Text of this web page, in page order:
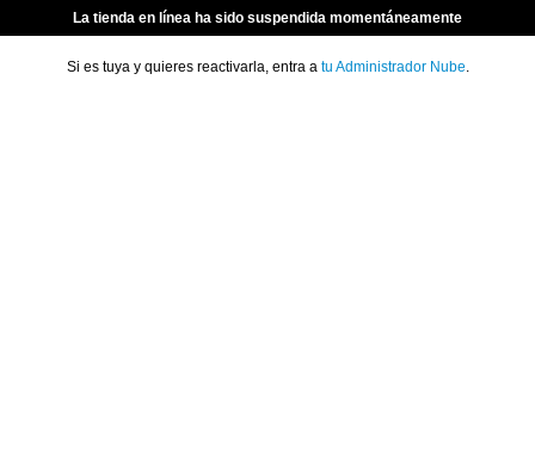
La tienda en línea ha sido suspendida momentáneamente
Si es tuya y quieres reactivarla, entra a tu Administrador Nube.